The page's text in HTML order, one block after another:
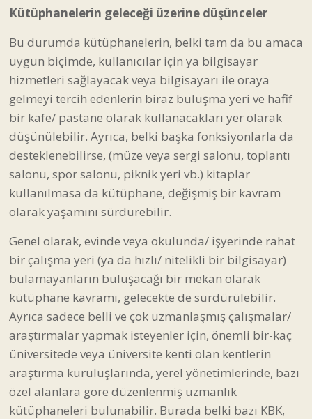
Kütüphanelerin geleceği üzerine düşünceler
Bu durumda kütüphanelerin, belki tam da bu amaca
uygun biçimde, kullanıcılar için ya bilgisayar
hizmetleri sağlayacak veya bilgisayarı ile oraya
gelmeyi tercih edenlerin biraz buluşma yeri ve hafif
bir kafe/ pastane olarak kullanacakları yer olarak
düşünülebilir. Ayrıca, belki başka fonksiyonlarla da
desteklenebilirse, (müze veya sergi salonu, toplantı
salonu, spor salonu, piknik yeri vb.) kitaplar
kullanılmasa da kütüphane, değişmiş bir kavram
olarak yaşamını sürdürebilir.
Genel olarak, evinde veya okulunda/ işyerinde rahat
bir çalışma yeri (ya da hızlı/ nitelikli bir bilgisayar)
bulamayanların buluşacağı bir mekan olarak
kütüphane kavramı, gelecekte de sürdürülebilir.
Ayrıca sadece belli ve çok uzmanlaşmış çalışmalar/
araştırmalar yapmak isteyenler için, önemli bir-kaç
üniversitede veya üniversite kenti olan kentlerin
araştırma kuruluşlarında, yerel yönetimlerinde, bazı
özel alanlara göre düzenlenmiş uzmanlık
kütüphaneleri bulunabilir. Burada belki bazı KBK,